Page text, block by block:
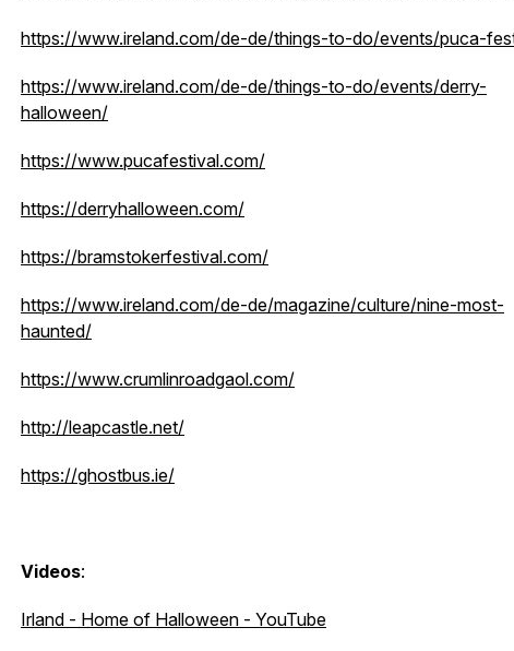
https://www.ireland.com/de-de/things-to-do/events/puca-
https://www.ireland.com/de-de/things-to-do/events/derry-
halloween/
https://www.pucafestival.com/
https://derryhalloween.com/
https://bramstokerfestival.com/
https://www.ireland.com/de-de/magazine/culture/nine-most-
haunted/
https://www.crumlinroadgaol.com/
http://leapcastle.net/
https://ghostbus.ie/
Videos:
Irland - Home of Halloween - YouTube